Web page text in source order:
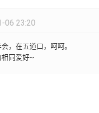
06 23:20
，在五道口，呵呵。
相同爱好~